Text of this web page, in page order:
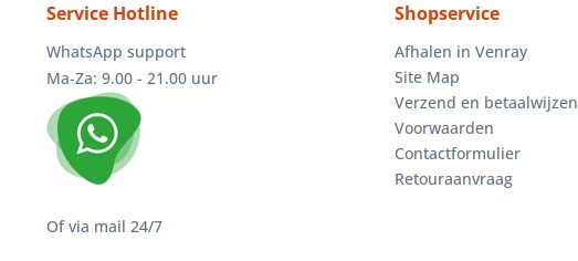
Service Hotline
WhatsApp support
Ma-Za: 9.00 - 21.00 uur
Of via mail 24/7
Shopservice
Afhalen in Venray
Site Map
Verzend en betaalwijzen
Voorwaarden
Contactformulier
Retouraanvraag